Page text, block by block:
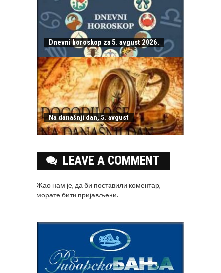
Dnevni horoskop za 5. avgust 2026.
Na današnji dan, 5. avgust
LEAVE A COMMENT
Жао нам је, да би поставили коментар,
моратебити пријављени.